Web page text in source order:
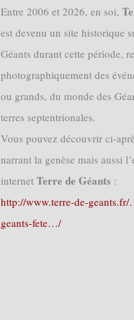
Entre 2006 et 2026, en soi,
est devenu un site historique
Géants durant cette période,
photographiquement des
ou grands, du monde des
terres septentrionales.
Vous pouvez découvrir ci-
narrant la genèse mais aussi
internet Terre de Géants :
http://www.terre-de-
geants-fete…/